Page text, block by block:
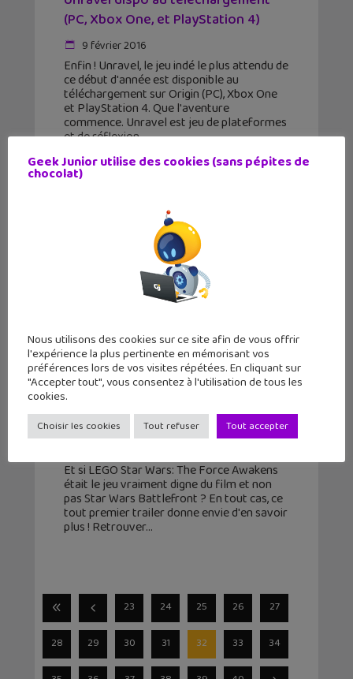
(PC, Xbox One, et PlayStation 4)
9 février 2016
Enfin ! Unravel, le jeu indé le plus attendu de
ce début d'année est disponible au
téléchargement sur Origin (PC), Xbox One
et PlayStation 4. Que l'aventure
commence. Unravel est jeu de plateformes
et de réflexion
LEGO Star Wars: The Force Awakens
: la bande-annonce qui déchire !
Et si LEGO Star Wars: The Force Awakens
était le jeu vraiment digne du film et non
pas Star Wars Battlefront ? En tout cas, ce
tout premier trailer donne envie d'en savoir
plus ! Retrouver
23 24 25 26 27
28 29 30 31 32 33 34
Geek Junior utilise des cookies (sans pépites de
chocolat)
Nous utilisons des cookies sur ce site afin de vous offrir
l'expérience la plus pertinente en mémorisant vos
préférences lors de vos visites répétées. En cliquant sur
"Accepter tout", vous consentez à l'utilisation de tous les
cookies.
Choisir les cookies Tout refuser Tout accepter